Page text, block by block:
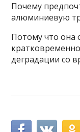
Почему
алюминиевую
Потому что она
деградации со